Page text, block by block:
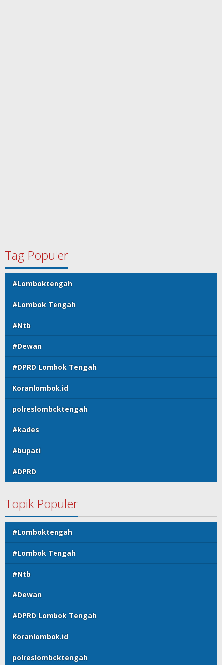
Tag Populer
#Lomboktengah
#Lombok Tengah
#Ntb
#Dewan
#DPRD Lombok Tengah
Koranlombok.id
polreslomboktengah
#kades
#bupati
#DPRD
Topik Populer
#Lomboktengah
#Lombok Tengah
#Ntb
#Dewan
#DPRD Lombok Tengah
Koranlombok.id
polreslomboktengah